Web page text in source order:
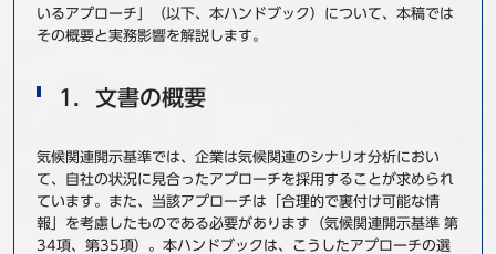
いるアプローチ」（以下、本ハンドブック）について、本稿では
その概要と実務影響を解説します。
1．文書の概要
気候関連開示基準では、企業は気候関連のシナリオ分析におい
て、自社の状況に見合ったアプローチを採用することが求められ
ています。また、当該アプローチは「合理的で裏付け可能な情
報」を考慮したものである必要があります（気候関連開示基準 第
34項、第35項）。本ハンドブックは、こうしたアプローチの選